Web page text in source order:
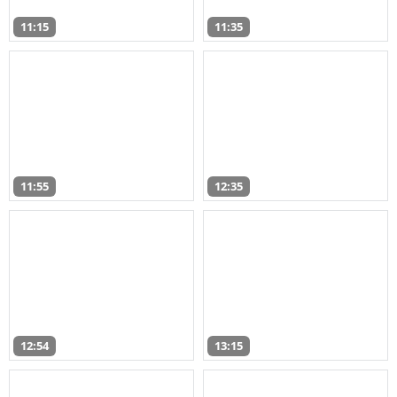
11:15 11:35
11:55 12:35
12:54 13:15